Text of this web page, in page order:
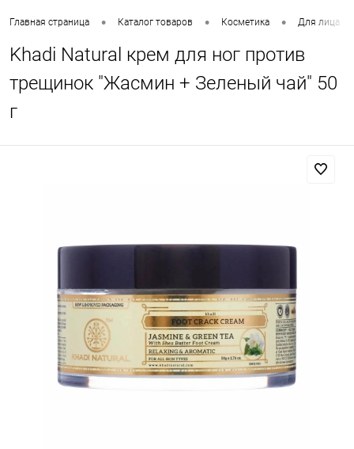
Главная страница • Каталог товаров • Косметика • Для лица
Khadi Natural крем для ног против
трещинок "Жасмин + Зеленый чай" 50
г